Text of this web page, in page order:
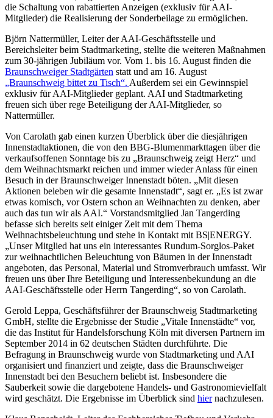
die Schaltung von rabattierten Anzeigen (exklusiv für AAI-
Mitglieder) die Realisierung der Sonderbeilage zu ermöglichen.
Björn Nattermüller, Leiter der AAI-Geschäftsstelle und
Bereichsleiter beim Stadtmarketing, stellte die weiteren Maßnahmen
zum 30-jährigen Jubiläum vor. Vom 1. bis 16. August finden die
Braunschweiger Stadtgärten statt und am 16. August
„Braunschweig bittet zu Tisch“. Außerdem sei ein Gewinnspiel
exklusiv für AAI-Mitglieder geplant. AAI und Stadtmarketing
freuen sich über rege Beteiligung der AAI-Mitglieder, so
Nattermüller.
Von Carolath gab einen kurzen Überblick über die diesjährigen
Innenstadtaktionen, die von den BBG-Blumenmarkttagen über die
verkaufsoffenen Sonntage bis zu „Braunschweig zeigt Herz“ und
dem Weihnachtsmarkt reichen und immer wieder Anlass für einen
Besuch in der Braunschweiger Innenstadt böten. „Mit diesen
Aktionen beleben wir die gesamte Innenstadt“, sagt er. „Es ist zwar
etwas komisch, vor Ostern schon an Weihnachten zu denken, aber
auch das tun wir als AAI.“ Vorstandsmitglied Jan Tangerding
befasse sich bereits seit einiger Zeit mit dem Thema
Weihnachtsbeleuchtung und stehe in Kontakt mit BS|ENERGY.
„Unser Mitglied hat uns ein interessantes Rundum-Sorglos-Paket
zur weihnachtlichen Beleuchtung von Bäumen in der Innenstadt
angeboten, das Personal, Material und Stromverbrauch umfasst. Wir
freuen uns über Ihre Beteiligung und Interessenbekundung an die
AAI-Geschäftsstelle oder Herrn Tangerding“, so von Carolath.
Gerold Leppa, Geschäftsführer der Braunschweig Stadtmarketing
GmbH, stellte die Ergebnisse der Studie „Vitale Innenstädte“ vor,
die das Institut für Handelsforschung Köln mit diversen Partnern im
September 2014 in 62 deutschen Städten durchführte. Die
Befragung in Braunschweig wurde von Stadtmarketing und AAI
organisiert und finanziert und zeigte, dass die Braunschweiger
Innenstadt bei den Besuchern beliebt ist. Insbesondere die
Sauberkeit sowie die dargebotene Handels- und Gastronomievielfalt
wird geschätzt. Die Ergebnisse im Überblick sind hiernachzulesen.